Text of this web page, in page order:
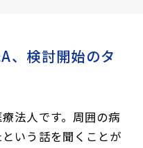
、検討開始のタ
法人です。周囲の病
いう話を聞くことが